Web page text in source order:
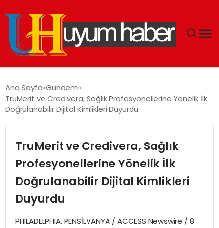
EKONOMI
SPOR
TEKNOLOJI
Ana Sayfa Gündem
TruMerit ve Credivera, Sağlık Profesyonellerine Yönelik İlk
Doğrulanabilir Dijital Kimlikleri Duyurdu
TruMerit ve Credivera, Sağlık
Profesyonellerine Yönelik İlk
Doğrulanabilir Dijital Kimlikleri
Duyurdu
PHILADELPHIA, PENSİLVANYA / ACCESS Newswire / 8